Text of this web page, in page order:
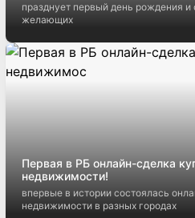
празднует первый день рождения и
желающих
Первая в РБ онлайн-сделка
недвижимости!
впервые в истории состоялась
недвижимости в разных городах